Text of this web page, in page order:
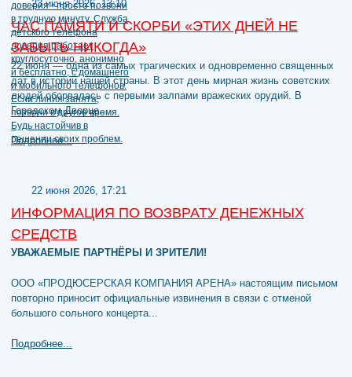
23 июня 2026, 13:10
ЧАС ПАМЯТИ И СКОРБИ «ЭТИХ ДНЕЙ НЕ
ЗАБЫТЬ НИКОГДА»
22 июня — одна из самых трагических и одновременно священных
дат в истории нашей страны. В этот день мирная жизнь советских
людей оборвалась с первыми залпами вражеских орудий. В
Городском Дворце...
Подробнее...
22 июня 2026, 17:21
ИНФОРМАЦИЯ ПО ВОЗВРАТУ ДЕНЕЖНЫХ
СРЕДСТВ
УВАЖАЕМЫЕ ПАРТНЁРЫ И ЗРИТЕЛИ!
ООО «ПРОДЮСЕРСКАЯ КОМПАНИЯ АРЕНА» настоящим письмом
повторно приносит официальные извинения в связи с отменой
большого сольного концерта...
Подробнее...